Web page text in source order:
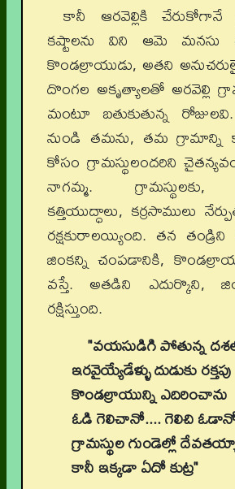
కానీ ఆరవెల్లికి చేరుకోగానే
కష్టాలను విని ఆమె మనసు
కొండల్రాయుడు, అతని
దొంగల అకృత్యాలతో అరవెల్లి
మంటూ బతుకుతున్న
నుండి తమను, తమ గ్రామాన్ని
కోసం గ్రామస్థులందరిని
నాగమ్మ. గ్రామస్థులకు,
కత్తియుద్ధాలు, కర్రసాములు
రక్షకురాలయ్యింది. తన
జింకన్ని చంపడానికి,
వస్తే. అతడిని ఎదుర్కొని,
రక్షిస్తుంది.
"వయసుడిగి పోతున్న
ఇరవైయ్యేడేళ్ళు దుడుకు రక్తపు
కొండల్రాయున్ని ఎదిరించాను
ఓడి గెలిచానో.... గెలిచి
గ్రామస్థుల గుండెల్లో
కానీ ఇక్కడా ఏదో కుట్ర"